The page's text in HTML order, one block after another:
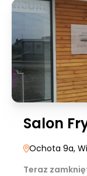
Salon
Ochota 9a,
Teraz